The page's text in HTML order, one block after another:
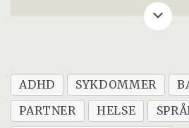
september 2025 i
Educational Research.
Forfattere: Louie Lei
Wang, Astrid Marie Jorde
Lekhal, Monica Melby-
ADHD SYKDOMMER
PARTNER
HELSE